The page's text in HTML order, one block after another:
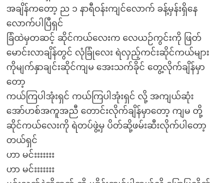
အချိန်ကတော့ ည ၁ နာရီဝန်းကျင်လောက် ခန့်မှန်းရှိနေ
လောက်ပါပြီရှင်
ခြံထဲမှတဆင့် ဆိုင်ကယ်လေးက လေယဉ်ကွင်းကို ဖြတ်
မောင်းလာချိန်တွင် လုံခြုံလေး ရဲလှည့်ကင်းဆိုင်ကယ်များ
ကိုမျက်နှာချင်းဆိုင်ကျမ အေးသက်ခိုင် တွေ့လိုက်ချိန်မှာ
တော့
ကယ်ကြပါအုံးရှင် ကယ်ကြပါအုံးရှင် လို့ အကျယ်ဆုံး
အော်ဟစ်အကူအညီ တောင်းလိုက်ချိန်မှာတော့ ကျမ တို့
ဆိုင်ကယ်လေးကို ရဲတပ်ဖွဲ့မှ ပိတ်ဆို့ဖမ်းဆီးလိုက်ပါတော့
တယ်ရှင်
ဟာ မင်းးးးးးး
ဟာ မင်းးးးးးး